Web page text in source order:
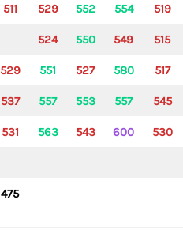
511 529 552 554 519
524 550 549 515
529 551 527 580 517
537 557 553 557 545
531 563 543 600 530
475